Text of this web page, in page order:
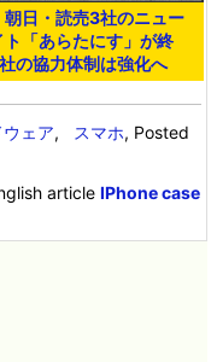
朝日・読売3社のニュー
ト「あらたにす」が終
の協力体制は強化へ
ェア, スマホ, Posted
articleIPhone case